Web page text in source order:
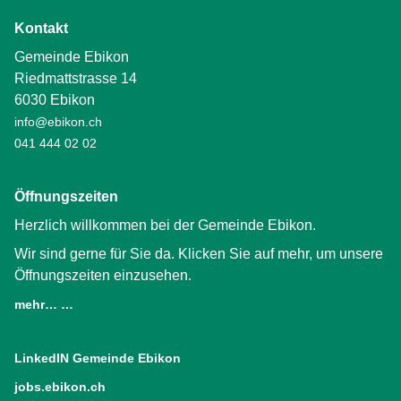
Kontakt
Gemeinde Ebikon
Riedmattstrasse 14
6030 Ebikon
info@ebikon.ch
041 444 02 02
Öffnungszeiten
Herzlich willkommen bei der Gemeinde Ebikon.
Wir sind gerne für Sie da. Klicken Sie auf mehr, um unsere
Öffnungszeiten einzusehen.
mehr… …
LinkedIN Gemeinde Ebikon
jobs.ebikon.ch